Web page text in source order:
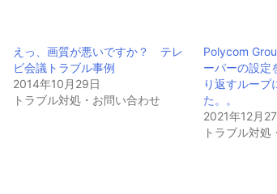
えっ、画質が悪いですか？ テレ
ビ会議トラブル事例
2014年10月29日
トラブル対処・お問い合わせ
Polycom
ーパーの設定
り返すループ
た。。
2021年12月
トラブル対処